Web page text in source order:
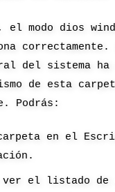
el modo dios
correctamente.
del sistema ha
de esta
Podrás:
en el
el listado de